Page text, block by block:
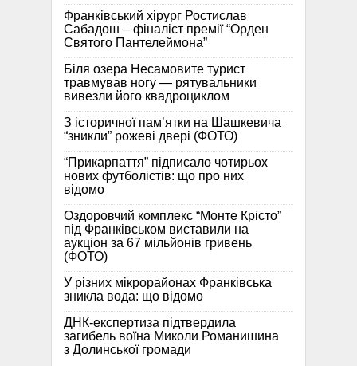
Франківський хірург Ростислав
Сабадош – фіналіст премії “Орден
Святого Пантелеймона”
Біля озера Несамовите турист
травмував ногу — рятувальники
вивезли його квадроциклом
З історичної памʼятки на Шашкевича
“зникли” рожеві двері (ФОТО)
“Прикарпаття” підписало чотирьох
нових футболістів: що про них
відомо
Оздоровчий комплекс “Монте Крісто”
під Франківськом виставили на
аукціон за 67 мільйонів гривень
(ФОТО)
У різних мікрорайонах Франківська
зникла вода: що відомо
ДНК-експертиза підтвердила
загибель воїна Миколи Романишина
з Долинської громади